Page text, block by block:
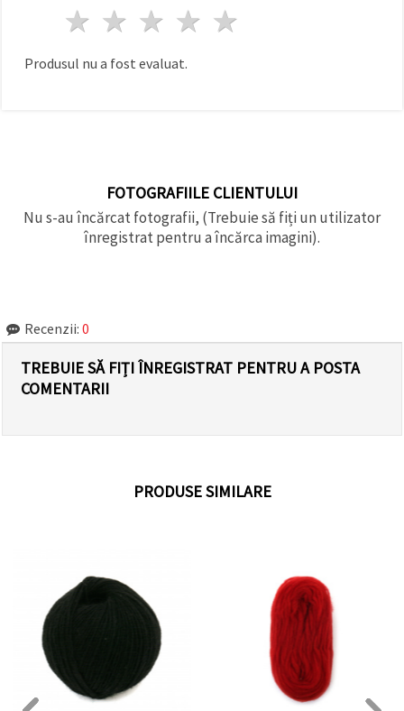
4 stele
3 stele
2 stele
1 stea
Produsul nu a fost evaluat.
FOTOGRAFIILE CLIENTULUI
Nu s-au încărcat fotografii, (Trebuie să fiți un utilizator
înregistrat pentru a încărca imagini).
Recenzii: 0
TREBUIE SĂ FIȚI ÎNREGISTRAT PENTRU A POSTA
COMENTARII
PRODUSE SIMILARE